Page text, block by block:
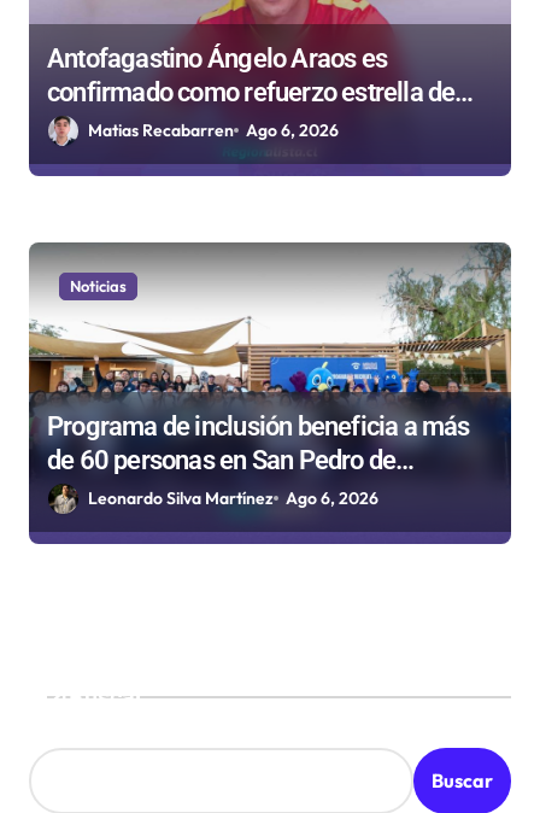
Antofagastino Ángelo Araos es
confirmado como refuerzo estrella de
Unión Española
Matias Recabarren Ago 6, 2026
Noticias
Programa de inclusión beneficia a más
de 60 personas en San Pedro de
Atacama
Leonardo Silva Martínez Ago 6, 2026
Buscar
Buscar